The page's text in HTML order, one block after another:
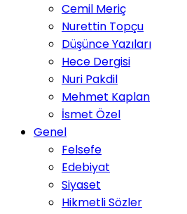
Cemil Meriç
Nurettin Topçu
Düşünce Yazıları
Hece Dergisi
Nuri Pakdil
Mehmet Kaplan
İsmet Özel
Genel
Felsefe
Edebiyat
Siyaset
Hikmetli Sözler